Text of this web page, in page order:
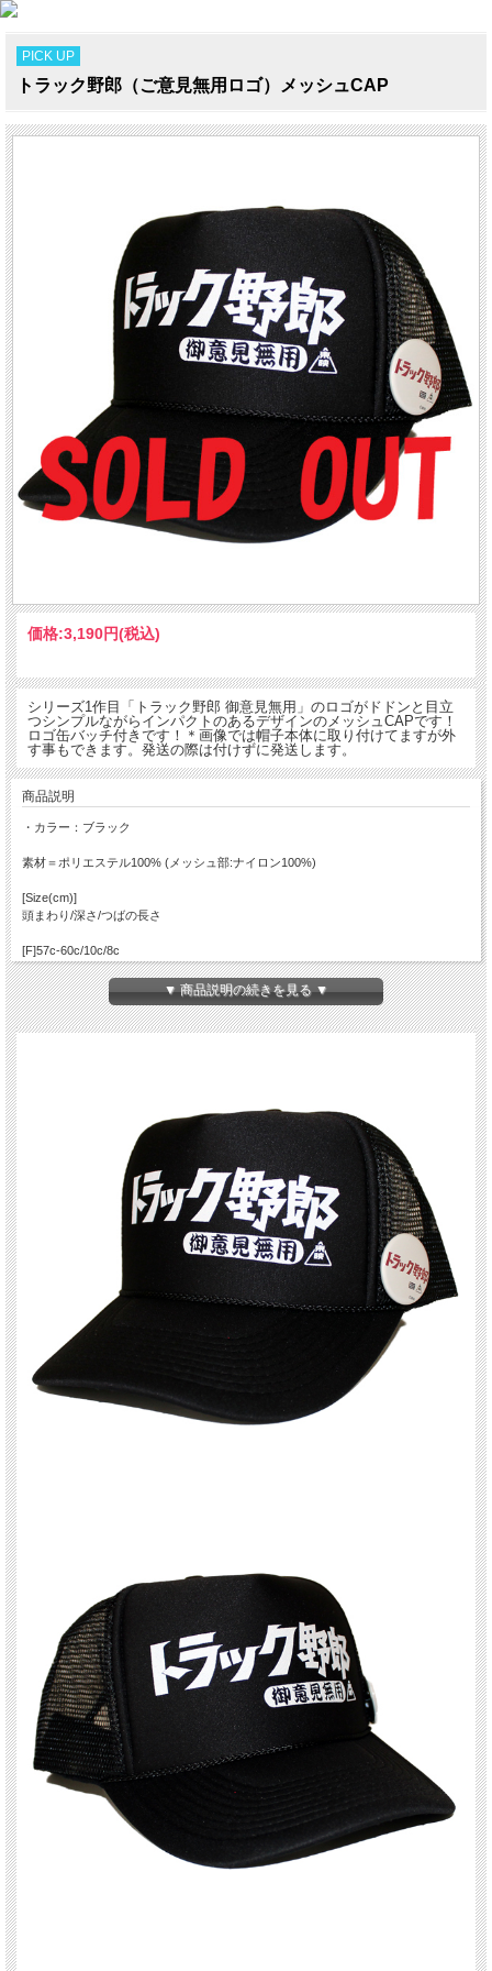
PICK UP
トラック野郎（ご意見無用ロゴ）メッシュCAP
価格:3,190円(税込)
シリーズ1作目「トラック野郎 御意見無用」のロゴがドドンと目立
つシンプルながらインパクトのあるデザインのメッシュCAPです！
ロゴ缶バッチ付きです！＊画像では帽子本体に取り付けてますが外
す事もできます。発送の際は付けずに発送します。
商品説明
・カラー：ブラック
素材＝ポリエステル100% (メッシュ部:ナイロン100%)
[Size(cm)]
頭まわり/深さ/つばの長さ
[F]57c-60c/10c/8c
▼ 商品説明の続きを見る ▼